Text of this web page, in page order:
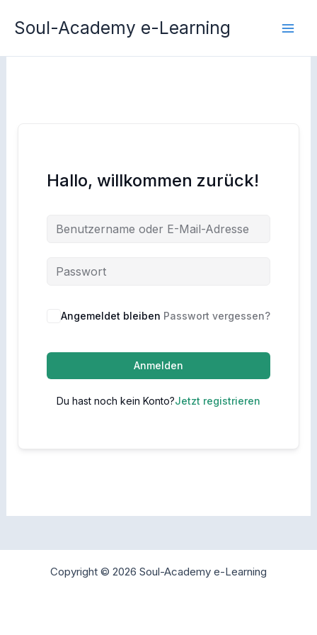
InhaltSoul-Academy e-Learning
Hallo, willkommen zurück!
Angemeldet bleiben Passwort vergessen?
Anmelden
Du hast noch kein Konto?Jetzt registrieren
Copyright © 2026 Soul-Academy e-Learning